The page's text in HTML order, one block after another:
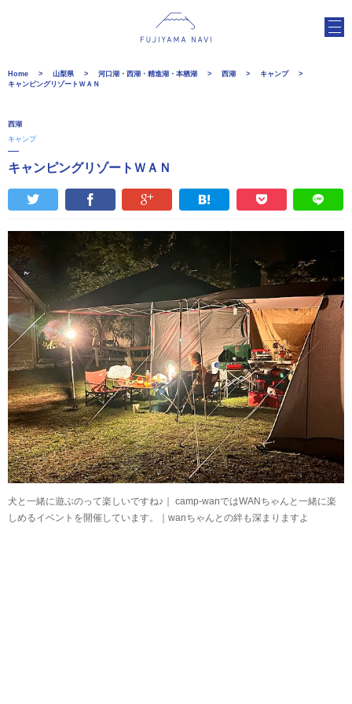
Home 山梨県 河口湖・西湖・精進湖・本栖湖 西湖
キャンプ
キャンピングリゾートＷＡＮ
西湖
キャンプ
キャンピングリゾートＷＡＮ
犬と一緒に遊ぶのって楽しいですね♪｜ camp-wanではWANちゃんと一緒に楽
しめるイベントを開催しています。｜wanちゃんとの絆も深まりますよ